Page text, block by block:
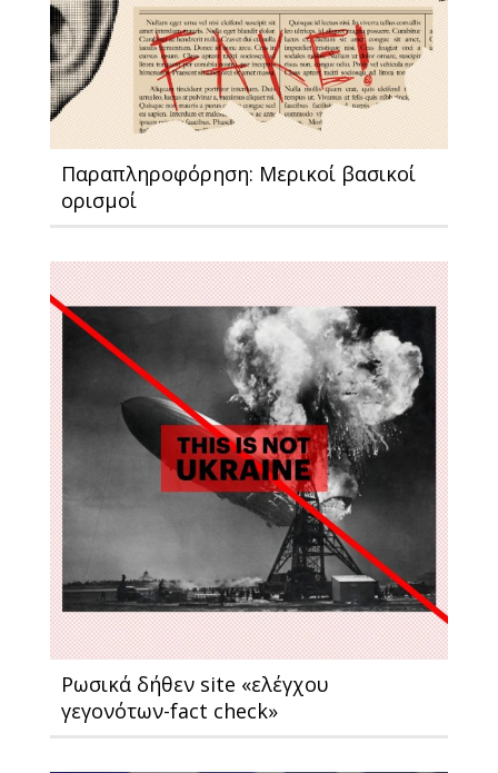
Παραπληροφόρηση: Μερικοί βασικοί
ορισμοί
Ρωσικά δήθεν site «ελέγχου
γεγονότων-fact check»